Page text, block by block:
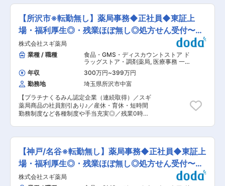
めています。 ■採用背景：医事課の組織強化のた
めの募集です。 将来的に医事主任を目指していた
だける方を募集します。 ■魅力情報： 健全経営
当法人は地域に欠かせない精神科として、地域の
医療機関などと連携し、適切な医療サービスを提
供しています。地域における重要性はますます上
がっており、業績も良好に推移しています。好業
績を背景に無借金経営、賞与年3回5.95か月分
（前年度実績）を支給する等、健全な経営を行っ
ています。 変更の範囲：会社の定める業務
きます。 ※薬剤師の指示のもとで、無資格の方が
行える範囲での業務となりますので、業務経験不
問で、知識が無い人でも安心してお仕事ができま
す。 具体的には… ◆薬局事務業務 ・契約書の整
理 施設の入居者様の薬の契約書の整理、保険情報
の整理や更新・追加など ・経理業務 入金管理や
領収書・請求書の送付 ・レセプトの管理 ◆調剤
補助業務 ・PC入力 ・処方箋後処理 ・調剤補助業
務 ・施設への配達 など ■組織構成：20〜30代活
躍中！ 薬剤師 5名、調剤事務 6名 ■同社の魅力：
◎フラットな関係性 ヒエラルキー型の硬直した組
織ではなく、役職・資格・経験を問わず、誰もが
対等に発言し、お互いの声に耳を傾ける関係性を
大切にしています。 ◎従来のやり方に固執しない
業務のやり方を随時アップデートし、効率よく進
めていくことを重視しています。そのため、柔軟
が、業務に慣れてきたら下記３拠点の中から勤務
地を固定します。 いずれも大阪駅や天王寺駅な
どの都心部から20分〜45分程度とアクセスしや
すいです。 ※勤務地はご希望を最大限考慮しま
す！ ・リッカケア訪問薬局鳳ラボ （大阪府堺市
【所沢市※転勤無し】薬局事務◆正社員◆東証上
場・福利厚生◎・残業ほぼ無し◎処方せん受付〜会
計まで
株式会社スギ薬局
業種 / 職種
食品・GMS・ディスカウントストア ド
ラッグストア・調剤薬局, 医療事務 一
般事務・アシスタント
年収 300万円~399万円
勤務地
埼玉県所沢市中富
【プラチナくるみん認定企業（連続取得）／スギ
薬局商品の社員割引あり♪／産休・育休・短時間
勤務制度など各種制度や手当充実◎／残業0時間
て、調剤薬局内での受付業務・処方箋入力などの
業務を行う薬局事務を募集します。 ■業務内容：
・受付業務（相談対応、不足薬対応、おくすり手
帳紹介） ・薬局管理（クリンリネス、荷受け、開
閉局業務） ・金銭管理（日次債権管理） ・調剤
補助（受付〜お会計まで） ※調剤補助業務は「処
【神戸/名谷※転勤無し】薬局事務◆正社員◆東証上
場・福利厚生◎・残業ほぼ無し◎処方せん受付〜会
計まで
株式会社スギ薬局